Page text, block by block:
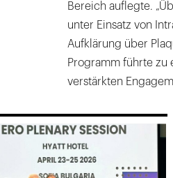
Bereich auflegte.
unter Einsatz von
Aufklärung über
Programm führte zu
verstärkten